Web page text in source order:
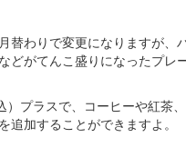
替わりで変更になりますが、
どがてんこ盛りになったプレ
）プラスで、コーヒーや紅茶
追加することができますよ。